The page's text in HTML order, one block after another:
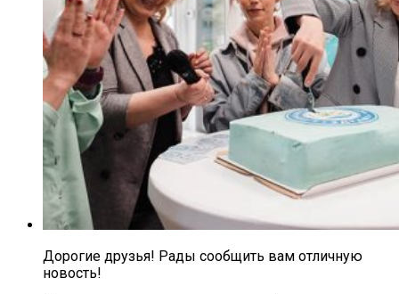
Дорогие друзья! Рады сообщить вам отличную
новость!